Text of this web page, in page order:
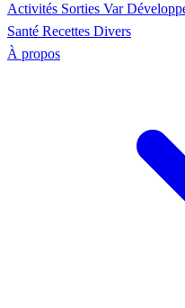
Activités Sorties Var
Santé Recettes Divers
À propos